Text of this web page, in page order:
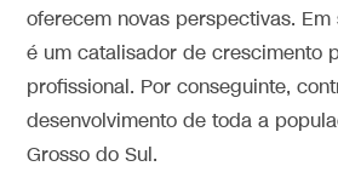
oferecem novas perspectivas.
é um catalisador de crescimento
profissional. Por conseguinte,
desenvolvimento de toda a
Grosso do Sul.